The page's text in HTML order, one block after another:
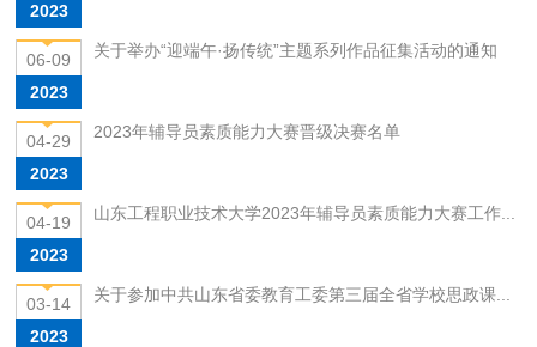
2023
06-09
2023
关于举办“迎端午·扬传统”主题系列作品征集活动的通知
04-29
2023
2023年辅导员素质能力大赛晋级决赛名单
04-19
2023
山东工程职业技术大学2023年辅导员素质能力大赛工作...
03-14
2023
关于参加中共山东省委教育工委第三届全省学校思政课...